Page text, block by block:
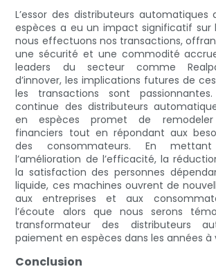
L’essor des distributeurs
espèces a eu un impact significatif sur
nous effectuons nos transactions,
une sécurité et une commodité
leaders du secteur comme
d’innover, les implications futures de
les transactions sont
continue des distributeurs
en espèces promet de
financiers tout en répondant aux
des consommateurs. En
l’amélioration de l’efficacité, la
la satisfaction des personnes
liquide, ces machines ouvrent de
aux entreprises et aux
l’écoute alors que nous serons
transformateur des distributeurs
paiement en espèces dans les années à
Conclusion